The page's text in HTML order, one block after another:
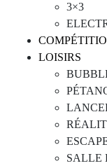
3×3
LOISIRS
SALLE